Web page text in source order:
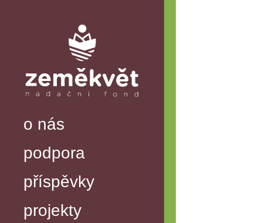
o nás
podpora
příspěvky
projekty